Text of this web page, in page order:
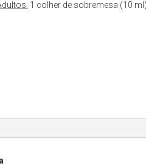
1 colher de sobremesa (10